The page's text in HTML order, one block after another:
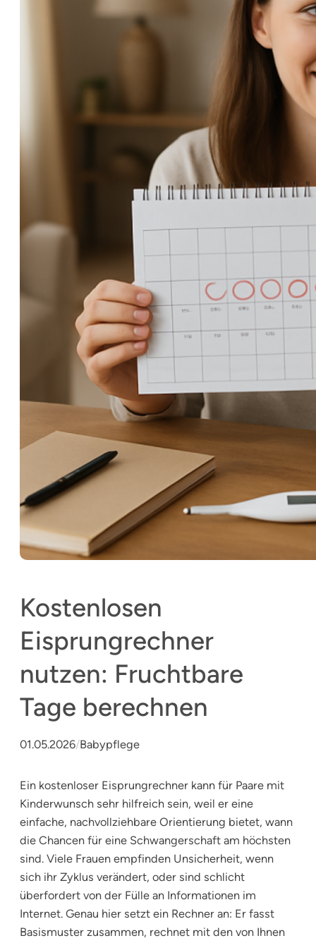
Kostenlosen
Eisprungrechner
nutzen: Fruchtbare
Tage berechnen
01.05.2026/Babypflege
Ein kostenloser Eisprungrechner kann für Paare mit
Kinderwunsch sehr hilfreich sein, weil er eine
einfache, nachvollziehbare Orientierung bietet, wann
die Chancen für eine Schwangerschaft am höchsten
sind. Viele Frauen empfinden Unsicherheit, wenn
sich ihr Zyklus verändert, oder sind schlicht
überfordert von der Fülle an Informationen im
Internet. Genau hier setzt ein Rechner an: Er fasst
Basismuster zusammen, rechnet mit den von Ihnen